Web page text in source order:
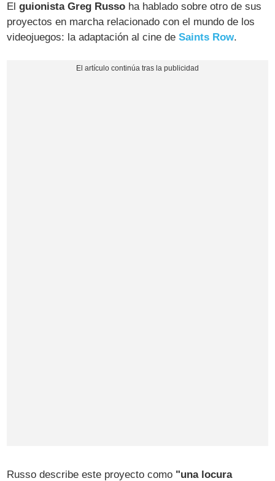
Elguionista Greg Russo ha hablado sobre otro de sus
proyectos en marcha relacionado con el mundo de los
videojuegos: la adaptación al cine deSaints Row.
Russo describe este proyecto como "una locura